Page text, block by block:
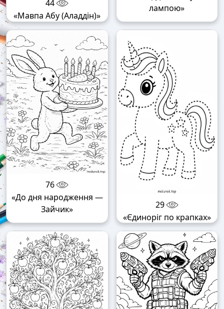
44
«Мавпа Абу (Аладдін)»
лампою»
76
«До дня народження —
Зайчик»
29
«Єдиноріг по крапках»